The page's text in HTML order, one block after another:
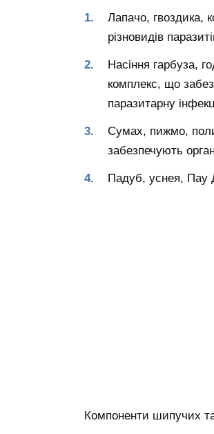
Лапачо, гвоздика,
різновидів
Насіння гарбуза,
комплекс, що
паразитарну
Сумах, пижмо,
забезпечують
Падуб, уснея, Пау
Компоненти шипучих